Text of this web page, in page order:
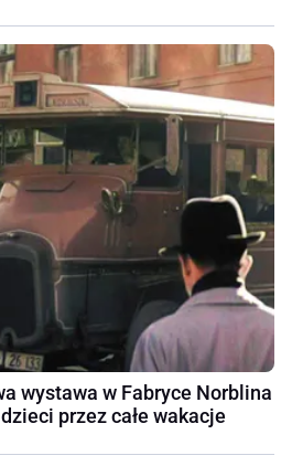
wystawa w Fabryce Norblina
przez całe wakacje